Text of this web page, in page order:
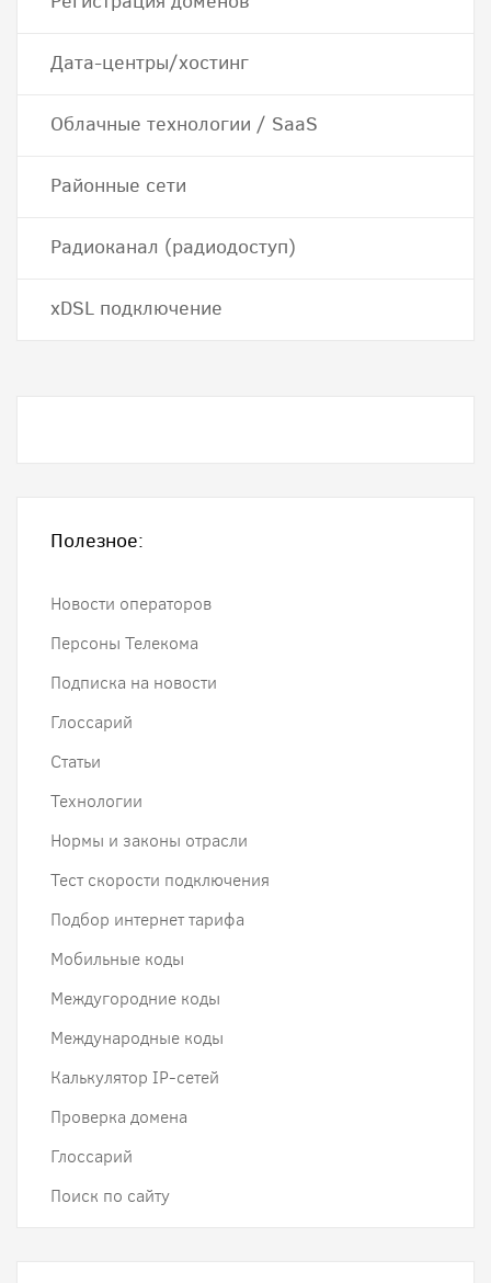
Дата-центры/хостинг
Облачные технологии / SaaS
Районные сети
Радиоканал (радиодоступ)
хDSL подключение
Полезное:
Новости операторов
Персоны Телекома
Подписка на новости
Глоссарий
Статьи
Технологии
Нормы и законы отрасли
Тест скорости подключения
Подбор интернет тарифа
Мобильные коды
Междугородние коды
Международные коды
Калькулятор IP-сетей
Проверка домена
Глоссарий
Поиск по сайту